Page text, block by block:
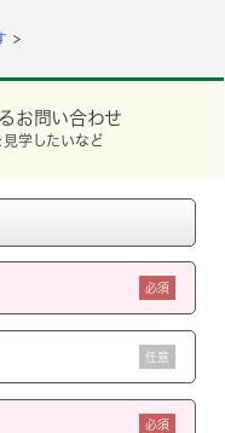
お問い合わせ
学したいなど
必須
任意
必須